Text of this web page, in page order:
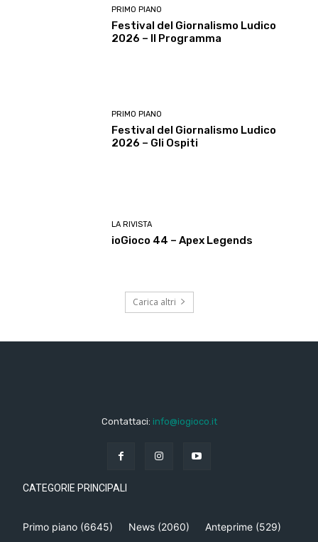
PRIMO PIANO
Festival del Giornalismo Ludico
2026 – Il Programma
PRIMO PIANO
Festival del Giornalismo Ludico
2026 – Gli Ospiti
LA RIVISTA
ioGioco 44 – Apex Legends
Carica altri
Contattaci: info@iogioco.it
CATEGORIE PRINCIPALI
Primo piano (6645) News (2060) Anteprime (529)